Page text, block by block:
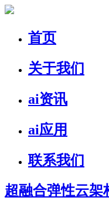
首页
关于我们
ai资讯
ai应用
联系我们
超融合弹性云架